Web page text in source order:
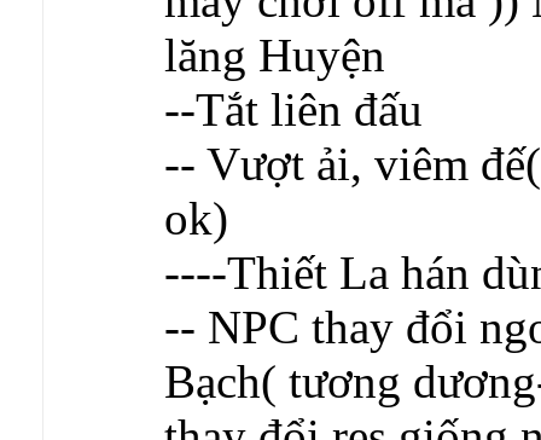
lăng Huyện
--Tắt liên đấu
-- Vượt ải, viêm
ok)
----Thiết La hán
-- NPC thay đổi
Bạch( tương